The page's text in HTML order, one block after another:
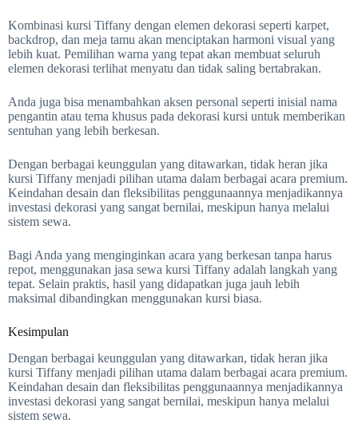
Kombinasi kursi Tiffany dengan elemen dekorasi seperti karpet,
backdrop, dan meja tamu akan menciptakan harmoni visual yang
lebih kuat. Pemilihan warna yang tepat akan membuat seluruh
elemen dekorasi terlihat menyatu dan tidak saling bertabrakan.
Anda juga bisa menambahkan aksen personal seperti inisial nama
pengantin atau tema khusus pada dekorasi kursi untuk memberikan
sentuhan yang lebih berkesan.
Dengan berbagai keunggulan yang ditawarkan, tidak heran jika
kursi Tiffany menjadi pilihan utama dalam berbagai acara premium.
Keindahan desain dan fleksibilitas penggunaannya menjadikannya
investasi dekorasi yang sangat bernilai, meskipun hanya melalui
sistem sewa.
Bagi Anda yang menginginkan acara yang berkesan tanpa harus
repot, menggunakan jasa sewa kursi Tiffany adalah langkah yang
tepat. Selain praktis, hasil yang didapatkan juga jauh lebih
maksimal dibandingkan menggunakan kursi biasa.
Kesimpulan
Dengan berbagai keunggulan yang ditawarkan, tidak heran jika
kursi Tiffany menjadi pilihan utama dalam berbagai acara premium.
Keindahan desain dan fleksibilitas penggunaannya menjadikannya
investasi dekorasi yang sangat bernilai, meskipun hanya melalui
sistem sewa.